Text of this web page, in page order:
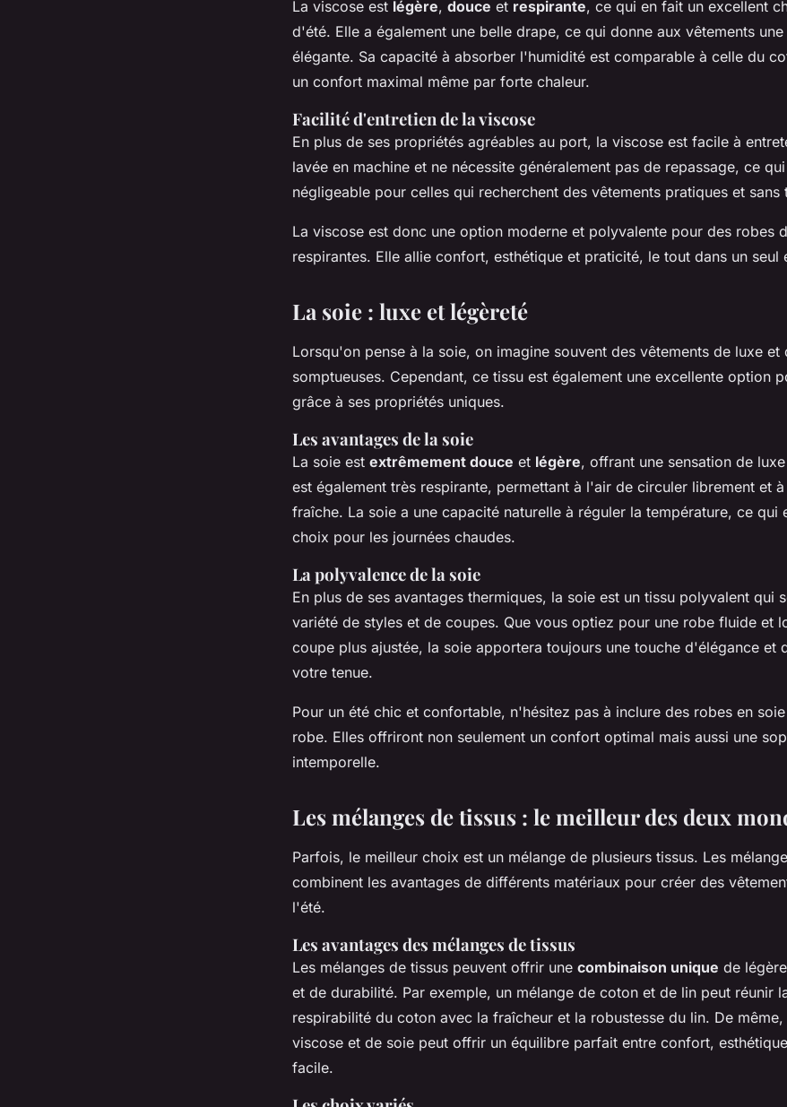
La viscose est légère, douce et respirante, ce qui en fait un excellent
d'été. Elle a également une belle drape, ce qui donne aux vêtements
élégante. Sa capacité à absorber l'humidité est comparable à celle du
un confort maximal même par forte chaleur.
Facilité d'entretien de la viscose
En plus de ses propriétés agréables au port, la viscose est facile à
lavée en machine et ne nécessite généralement pas de repassage, ce
négligeable pour celles qui recherchent des vêtements pratiques et sans
La viscose est donc une option moderne et polyvalente pour des robes
respirantes. Elle allie confort, esthétique et praticité, le tout dans un seul
La soie : luxe et légèreté
Lorsqu'on pense à la soie, on imagine souvent des vêtements de luxe et
somptueuses. Cependant, ce tissu est également une excellente option
grâce à ses propriétés uniques.
Les avantages de la soie
La soie est extrêmement douce et légère, offrant une sensation de
est également très respirante, permettant à l'air de circuler librement et
fraîche. La soie a une capacité naturelle à réguler la température, ce qui
choix pour les journées chaudes.
La polyvalence de la soie
En plus de ses avantages thermiques, la soie est un tissu polyvalent qui
variété de styles et de coupes. Que vous optiez pour une robe fluide et
coupe plus ajustée, la soie apportera toujours une touche d'élégance et
votre tenue.
Pour un été chic et confortable, n'hésitez pas à inclure des robes en
robe. Elles offriront non seulement un confort optimal mais aussi une
intemporelle.
Les mélanges de tissus : le meilleur des deux
Parfois, le meilleur choix est un mélange de plusieurs tissus. Les
combinent les avantages de différents matériaux pour créer des
l'été.
Les avantages des mélanges de tissus
Les mélanges de tissus peuvent offrir une combinaison unique de
et de durabilité. Par exemple, un mélange de coton et de lin peut réunir
respirabilité du coton avec la fraîcheur et la robustesse du lin. De
viscose et de soie peut offrir un équilibre parfait entre confort,
facile.